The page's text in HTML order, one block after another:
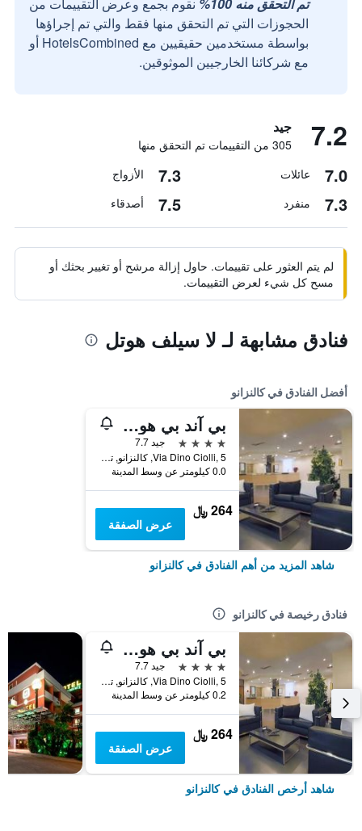
الحجوزات التي تم التحقق منها فقط والتي تم إجراؤها
بواسطة مستخدمين حقيقيين مع HotelsCombined أو
مع شركائنا الخارجيين الموثوقين.
7.2 جيد
305 من التقييمات تم التحقق منها
7.0 عائلات 7.3 الأزواج
7.3 منفرد 7.5 أصدقاء
لم يتم العثور على تقييمات. حاول إزالة مرشح أو تغيير بحثك أو
مسح كل شيء لعرض التقييمات.
فنادق مشابهة لـ لا سيلف هوتل
أفضل الفنادق في كالنزانو
بي آند بي هوتول كالينزانو فيرست
4 نجوم
جيد 7.7
Via Dino Ciolli, 5, كالنزانو, توسكانا, إيطاليا
0.0 كيلومتر عن وسط المدينة
264 ﷼
عرض الصفقة
شاهد المزيد من أهم الفنادق في كالنزانو
فنادق رخيصة في كالنزانو
بي آند بي هوتول كالينزانو فيرست
4 نجوم
جيد 7.7
Via Dino Ciolli, 5, كالنزانو, توسكانا, إيطاليا
0.2 كيلومتر عن وسط المدينة
264 ﷼
عرض الصفقة
شاهد أرخص الفنادق في كالنزانو